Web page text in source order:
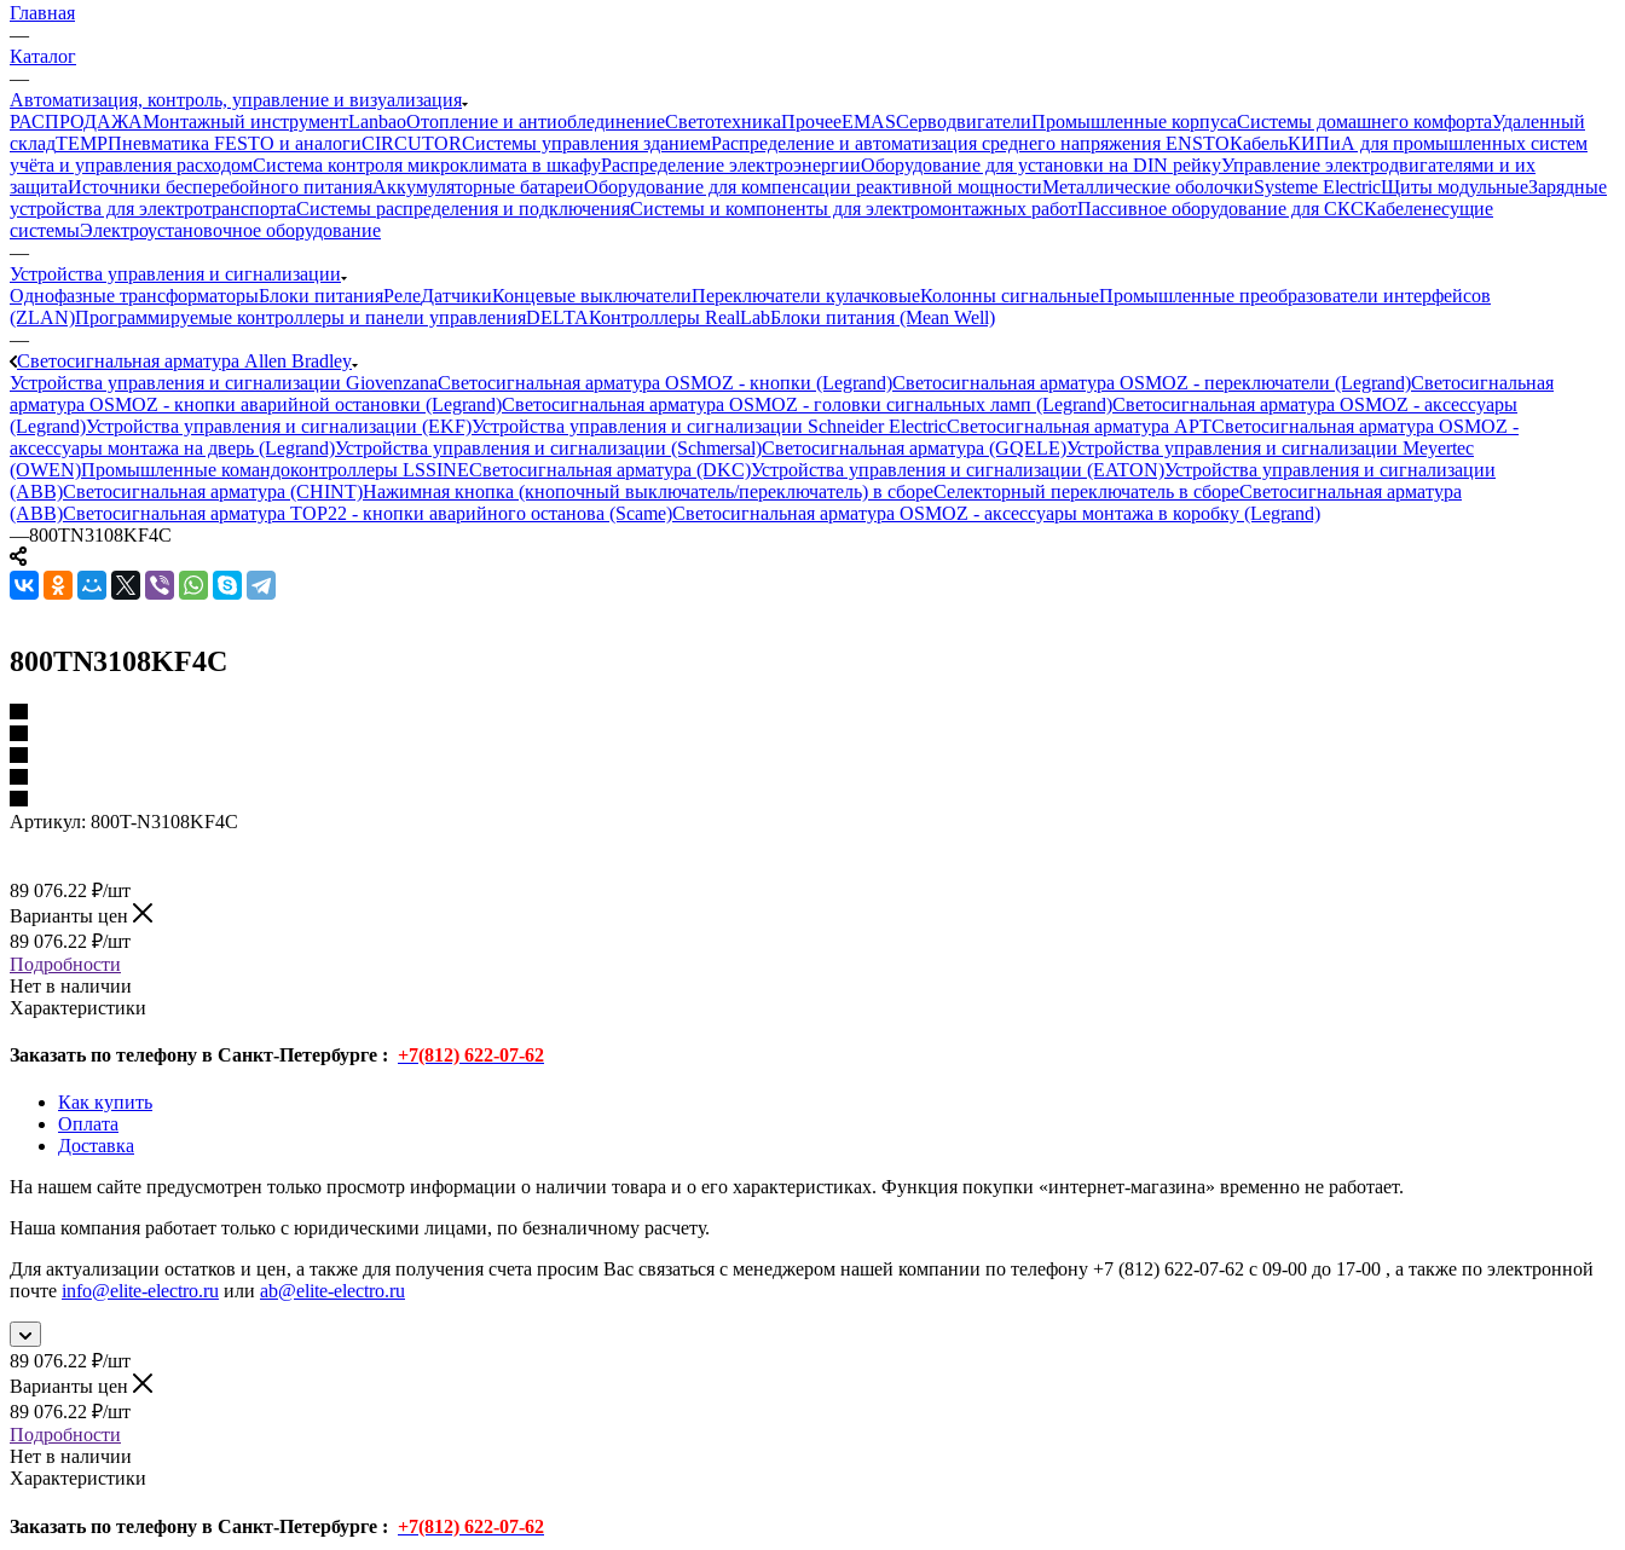
Главная
—
Каталог
—
Автоматизация, контроль, управление и визуализация
РАСПРОДАЖАМонтажный инструментLanbaoОтопление и антиоблединениеСветотехникаПрочееEMASCерводвигателиПромышленные корпусаСистемы домашнего комфортаУдаленный
складTEMPПневматика FESTO и аналогиCIRCUTORСистемы управления зданиемРаспределение и автоматизация среднего напряжения ENSTOКабельКИПиА для промышленных систем
учёта и управления расходомСистема контроля микроклимата в шкафуРаспределение электроэнергииОборудование для установки на DIN рейкуУправление электродвигателями и их
защитаИсточники бесперебойного питанияАккумуляторные батареиОборудование для компенсации реактивной мощностиМеталлические оболочкиSysteme ElectricЩиты модульныеЗарядные
устройства для электротранспортаСистемы распределения и подключенияСистемы и компоненты для электромонтажных работПассивное оборудование для СКСКабеленесущие
системыЭлектроустановочное оборудование
—
Устройства управления и сигнализации
Однофазные трансформаторыБлоки питанияРелеДатчикиКонцевые выключателиПереключатели кулачковыеКолонны сигнальныеПромышленные преобразователи интерфейсов
(ZLAN)Программируемые контроллеры и панели управленияDELTAКонтроллеры RealLabБлоки питания (Mean Well)
—
Светосигнальная арматура Allen Bradley
Устройства управления и сигнализации GiovenzanaСветосигнальная арматура OSMOZ - кнопки (Legrand)Светосигнальная арматура OSMOZ - переключатели (Legrand)Светосигнальная
арматура OSMOZ - кнопки аварийной остановки (Legrand)Светосигнальная арматура OSMOZ - головки сигнальных ламп (Legrand)Светосигнальная арматура OSMOZ - аксессуары
(Legrand)Устройства управления и сигнализации (EKF)Устройства управления и сигнализации Schneider ElectricСветосигнальная арматура APTСветосигнальная арматура OSMOZ -
аксессуары монтажа на дверь (Legrand)Устройства управления и сигнализации (Schmersal)Светосигнальная арматура (GQELE)Устройства управления и сигнализации Meyertec
(OWEN)Промышленные командоконтроллеры LSSINEСветосигнальная арматура (DKC)Устройства управления и сигнализации (EATON)Устройства управления и сигнализации
(ABB)Светосигнальная арматура (CHINT)Нажимная кнопка (кнопочный выключатель/переключатель) в сбореСелекторный переключатель в сбореСветосигнальная арматура
(ABB)Светосигнальная арматура TOP22 - кнопки аварийного останова (Scame)Светосигнальная арматура OSMOZ - аксессуары монтажа в коробку (Legrand)
—800TN3108KF4C
800TN3108KF4C
Артикул: 800T-N3108KF4C
89 076.22 ₽/шт
Варианты цен
89 076.22 ₽/шт
Подробности
Нет в наличии
Характеристики
Заказать по телефону в Санкт-Петербурге : +7(812) 622-07-62
Как купить
Оплата
Доставка
На нашем сайте предусмотрен только просмотр информации о наличии товара и о его характеристиках. Функция покупки «интернет-магазина» временно не работает.
Наша компания работает только с юридическими лицами, по безналичному расчету.
Для актуализации остатков и цен, а также для получения счета просим Вас связаться с менеджером нашей компании по телефону +7 (812) 622-07-62 с 09-00 до 17-00 , а также по электронной
почте info@elite-electro.ru или ab@elite-electro.ru
89 076.22 ₽/шт
Варианты цен
89 076.22 ₽/шт
Подробности
Нет в наличии
Характеристики
Заказать по телефону в Санкт-Петербурге : +7(812) 622-07-62